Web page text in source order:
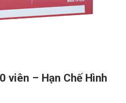
viên – Hạn Chế Hình